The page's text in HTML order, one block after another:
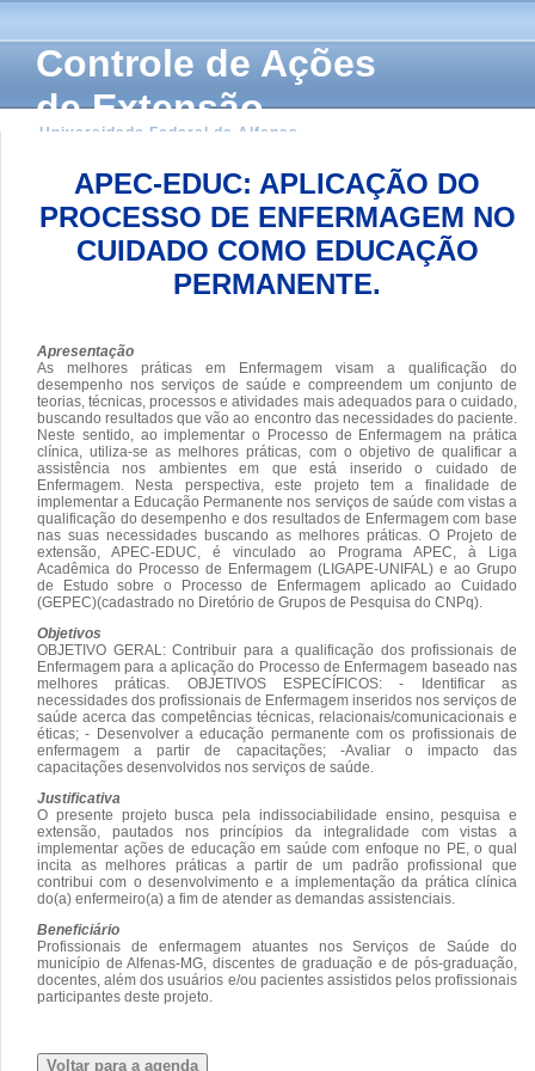
Controle de Ações
de Extensão
Universidade Federal de Alfenas
APEC-EDUC: APLICAÇÃO DO
PROCESSO DE ENFERMAGEM NO
CUIDADO COMO EDUCAÇÃO
PERMANENTE.
Apresentação
As melhores práticas em Enfermagem visam a qualificação do
desempenho nos serviços de saúde e compreendem um conjunto de
teorias, técnicas, processos e atividades mais adequados para o cuidado,
buscando resultados que vão ao encontro das necessidades do paciente.
Neste sentido, ao implementar o Processo de Enfermagem na prática
clínica, utiliza-se as melhores práticas, com o objetivo de qualificar a
assistência nos ambientes em que está inserido o cuidado de
Enfermagem. Nesta perspectiva, este projeto tem a finalidade de
implementar a Educação Permanente nos serviços de saúde com vistas a
qualificação do desempenho e dos resultados de Enfermagem com base
nas suas necessidades buscando as melhores práticas. O Projeto de
extensão, APEC-EDUC, é vinculado ao Programa APEC, à Liga
Acadêmica do Processo de Enfermagem (LIGAPE-UNIFAL) e ao Grupo
de Estudo sobre o Processo de Enfermagem aplicado ao Cuidado
(GEPEC)(cadastrado no Diretório de Grupos de Pesquisa do CNPq).
Objetivos
OBJETIVO GERAL: Contribuir para a qualificação dos profissionais de
Enfermagem para a aplicação do Processo de Enfermagem baseado nas
melhores práticas. OBJETIVOS ESPECÍFICOS: - Identificar as
necessidades dos profissionais de Enfermagem inseridos nos serviços de
saúde acerca das competências técnicas, relacionais/comunicacionais e
éticas; - Desenvolver a educação permanente com os profissionais de
enfermagem a partir de capacitações; -Avaliar o impacto das
capacitações desenvolvidos nos serviços de saúde.
Justificativa
O presente projeto busca pela indissociabilidade ensino, pesquisa e
extensão, pautados nos princípios da integralidade com vistas a
implementar ações de educação em saúde com enfoque no PE, o qual
incita as melhores práticas a partir de um padrão profissional que
contribui com o desenvolvimento e a implementação da prática clínica
do(a) enfermeiro(a) a fim de atender as demandas assistenciais.
Beneficiário
Profissionais de enfermagem atuantes nos Serviços de Saúde do
município de Alfenas-MG, discentes de graduação e de pós-graduação,
docentes, além dos usuários e/ou pacientes assistidos pelos profissionais
participantes deste projeto.
Voltar para a agenda